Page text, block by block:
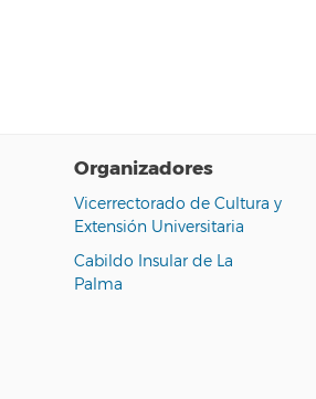
Organizadores
Vicerrectorado de Cultura y
Extensión Universitaria
Cabildo Insular de La
Palma